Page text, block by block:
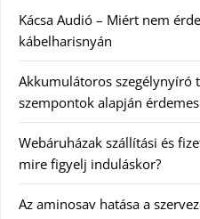
Kácsa Audió – Miért nem
kábelharisnyán
Akkumulátoros szegélynyíró
szempontok alapján
Webáruházak szállítási és
mire figyelj induláskor?
Az aminosav hatása a